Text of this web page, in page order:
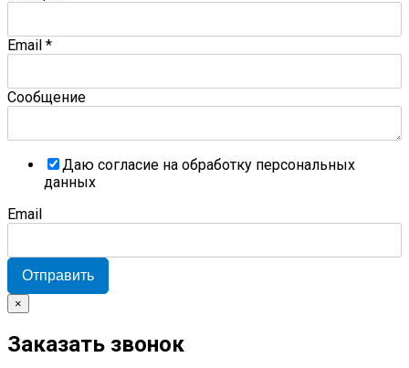
Email *
Сообщение
Даю согласие на обработку персональных
данных
Email
Отправить
×
Заказать звонок